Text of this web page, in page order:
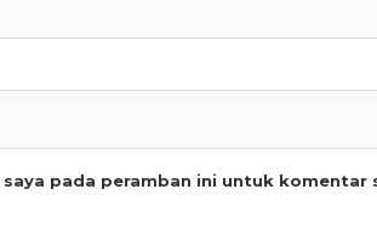
pada peramban ini untuk komentar